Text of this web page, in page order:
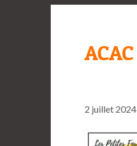
ACAC
2 juillet 2024